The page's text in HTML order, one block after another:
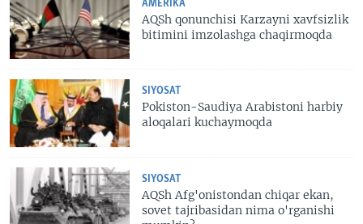
AMERIKA
AQSh qonunchisi Karzayni xavfsizlik
bitimini imzolashga chaqirmoqda
SIYOSAT
Pokiston-Saudiya Arabistoni harbiy
aloqalari kuchaymoqda
SIYOSAT
AQSh Afg'onistondan chiqar ekan,
sovet tajribasidan nima o'rganishi